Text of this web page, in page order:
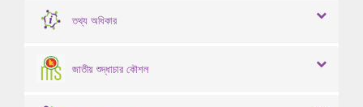
তথ্য অধিকার
জাতীয় শুদ্ধাচার কৌশল